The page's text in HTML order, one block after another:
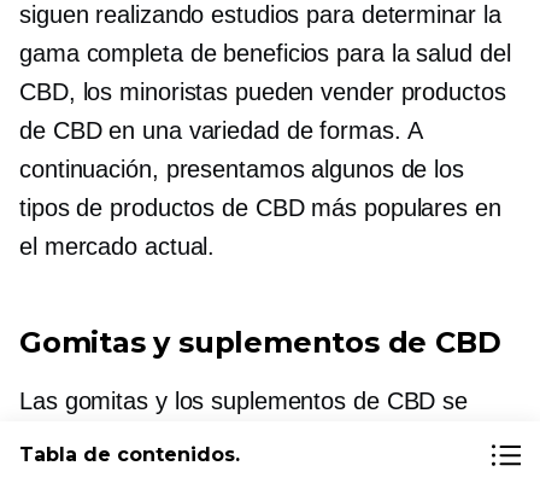
siguen realizando estudios para determinar la
gama completa de beneficios para la salud del
CBD, los minoristas pueden vender productos
de CBD en una variedad de formas. A
continuación, presentamos algunos de los
tipos de productos de CBD más populares en
el mercado actual.
Gomitas y suplementos de CBD
Las gomitas y los suplementos de CBD se
utilizan habitualmente como ayuda para dormir
Tabla de contenidos.